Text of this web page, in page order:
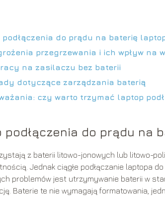
podłączenia do prądu na baterię
przegrzewania i ich wpływ na
na zasilaczu bez baterii
dotyczące zarządzania baterią
czy warto trzymać laptop
podłączenia do prądu na
z baterii litowo-jonowych lub litowo-
Jednak ciągłe podłączanie laptopa
problemów jest utrzymywanie baterii w
Baterie te nie wymagają formatowania,